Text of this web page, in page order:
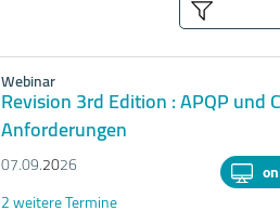
Webinar
Revision 3rd Edition : APQP und
Anforderungen
07.09.2026
2 weitere Termine